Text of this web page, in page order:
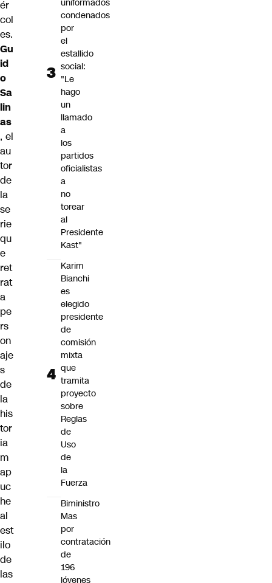
ér
col
es.
Gu
id
o
Sa
lin
as
, el
au
tor
de
la
se
rie
qu
e
ret
rat
a
pe
rs
on
aje
s
de
la
his
tor
ia
m
ap
uc
he
al
est
ilo
de
las
uniformados
condenados
por
el
estallido
social:
"Le
hago
un
llamado
a
los
partidos
oficialistas
a
no
torear
al
Presidente
Kast"
Karim
Bianchi
es
elegido
presidente
de
comisión
mixta
que
tramita
proyecto
sobre
Reglas
de
Uso
de
la
Fuerza
Biministro
Mas
por
contratación
de
196
jóvenes